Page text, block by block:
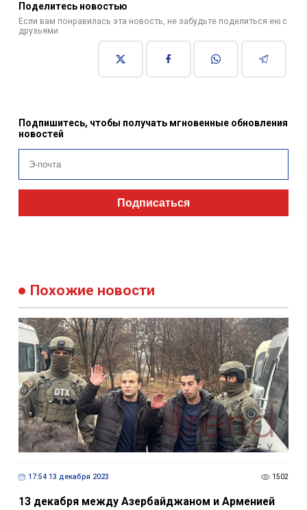
Поделитесь новостью
Если вам понравилась эта новость, не забудьте поделиться ею с
друзьями
Подпишитесь, чтобы получать мгновенные обновления
новостей
Подписаться
Похожие новости
17:54 13 декабря 2023 1502
13 декабря между Азербайджаном и Арменией